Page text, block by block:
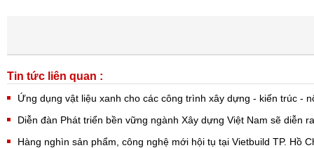
Tin tức liên quan :
Ứng dụng vật liệu xanh cho các công trình xây dựng - kiến trúc -
Diễn đàn Phát triển bền vững ngành Xây dựng Việt Nam sẽ diễn
Hàng nghìn sản phẩm, công nghệ mới hội tụ tại Vietbuild TP. Hồ